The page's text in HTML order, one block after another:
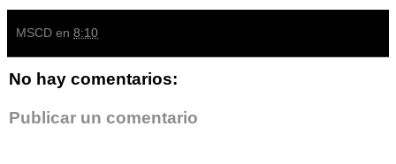
MSCD en 8:10
No hay comentarios:
Publicar un comentario